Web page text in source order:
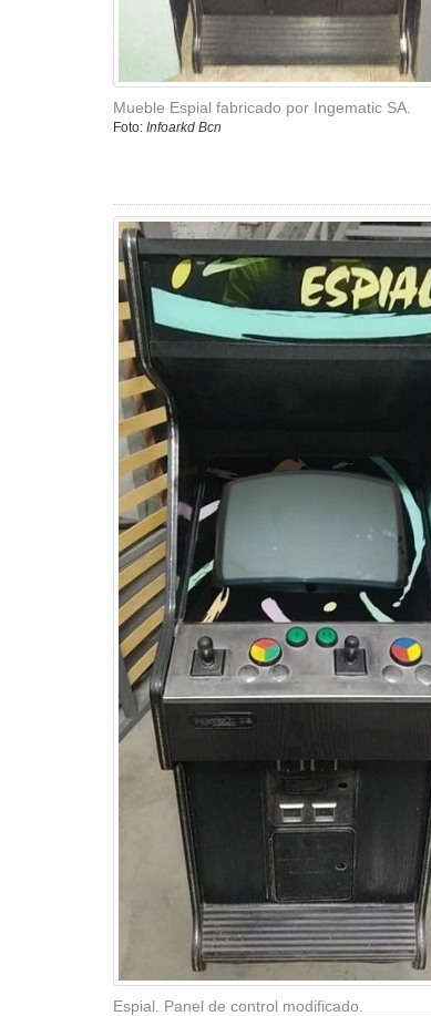
Mueble Espial fabricado por Ingematic SA.
Foto: Infoarkd Bcn
Espial. Panel de control modificado.